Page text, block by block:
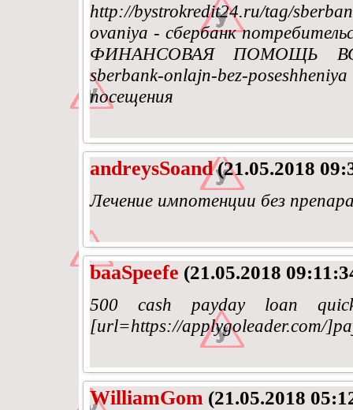
http://bystrokredit24.ru/tag/
ovaniya - сбербанк
ФИНАНСОВАЯ ПОМОЩЬ ВСЕМ!
sberbank-onlajn-bez-
посещения
andreysSoand(21.05.2018
Лечение импотенции без
baaSpeefe (21.05.2018
500 cash payday loan
[url=https://applygoleader.com/
WilliamGom (21.05.2018